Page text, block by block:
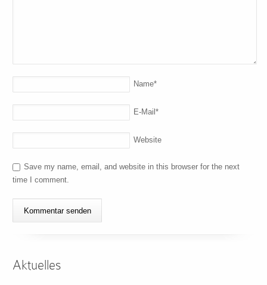
Name*
E-Mail*
Website
Save my name, email, and website in this browser for the next
time I comment.
Aktuelles